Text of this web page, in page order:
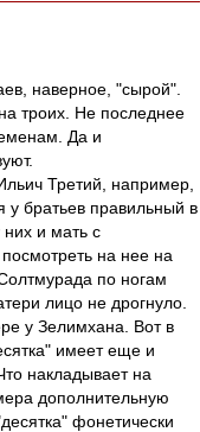
наверное, "сырой".
троих. Не последнее
Да и
Третий, например,
у братьев правильный в
и мать с
на нее на
по ногам
лицо не дрогнуло.
у Зелимхана. Вот в
имеет еще и
накладывает на
дополнительную
фонетически